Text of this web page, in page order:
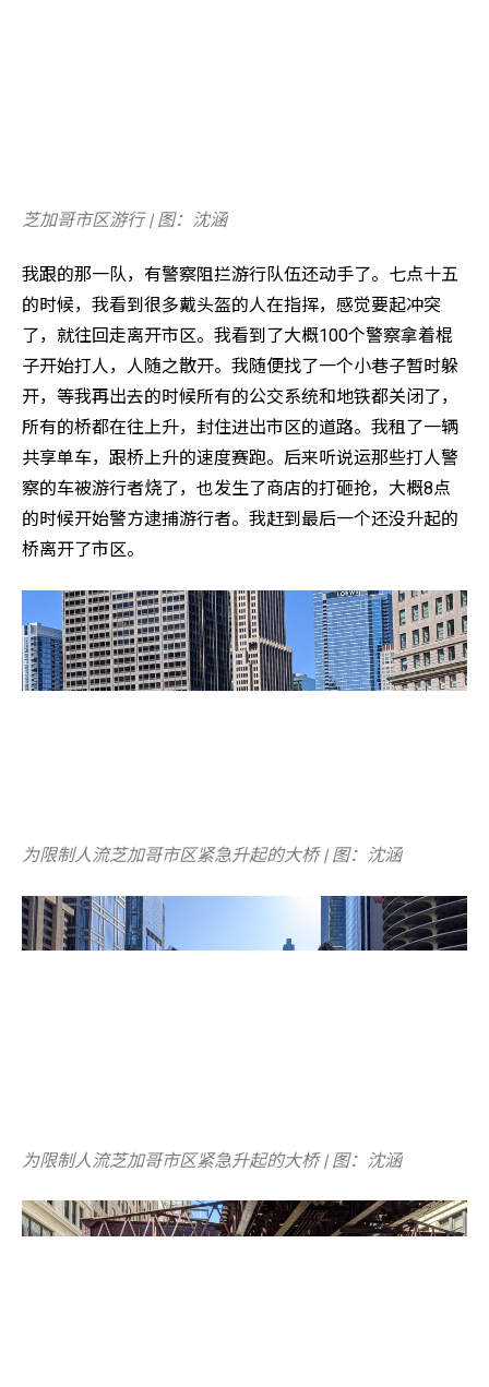
芝加哥市区游行 | 图：沈涵
我跟的那一队，有警察阻拦游行队伍还动手了。七点十五
的时候，我看到很多戴头盔的人在指挥，感觉要起冲突
了，就往回走离开市区。我看到了大概100个警察拿着棍
子开始打人，人随之散开。我随便找了一个小巷子暂时躲
开，等我再出去的时候所有的公交系统和地铁都关闭了，
所有的桥都在往上升，封住进出市区的道路。我租了一辆
共享单车，跟桥上升的速度赛跑。后来听说运那些打人警
察的车被游行者烧了，也发生了商店的打砸抢，大概8点
的时候开始警方逮捕游行者。我赶到最后一个还没升起的
桥离开了市区。
为限制人流芝加哥市区紧急升起的大桥 | 图：沈涵
为限制人流芝加哥市区紧急升起的大桥 | 图：沈涵